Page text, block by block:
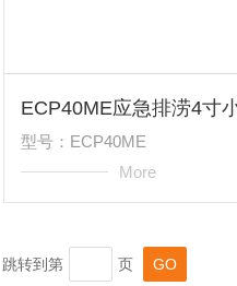
型号：ECP40ME
More
跳转到第 页